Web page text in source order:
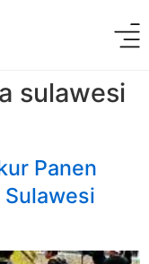
sulawesi
Panen